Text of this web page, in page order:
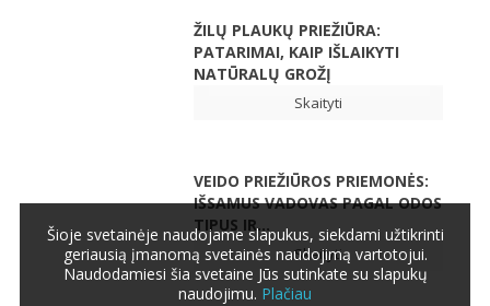
ŽILŲ PLAUKŲ PRIEŽIŪRA:
PATARIMAI, KAIP IŠLAIKYTI
NATŪRALŲ GROŽĮ
Skaityti
VEIDO PRIEŽIŪROS PRIEMONĖS:
IŠSAMUS VADOVAS PAGAL ODOS
TIPUS IR...
Skaityti
Šioje svetainėje naudojame slapukus, siekdami užtikrinti
geriausią įmanomą svetainės naudojimą vartotojui.
Naudodamiesi šia svetaine Jūs sutinkate su slapukų
naudojimu. Plačiau